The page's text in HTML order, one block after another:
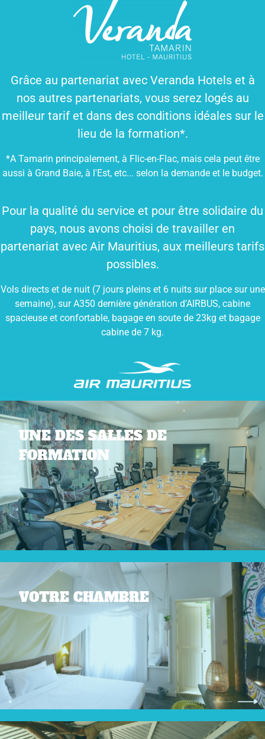
Grâce au partenariat avec Veranda Hotels et à
nos autres partenariats, vous serez logés au
meilleur tarif et dans des conditions idéales sur le
lieu de la formation*.
*A Tamarin principalement, à Flic-en-Flac, mais cela peut être
aussi à Grand Baie, à l'Est, etc... selon la demande et le budget.
Pour la qualité du service et pour être solidaire du
pays, nous avons choisi de travailler en
partenariat avec Air Mauritius, aux meilleurs tarifs
possibles.
Vols directs et de nuit (7 jours pleins et 6 nuits sur place sur une
semaine), sur A350 dernière génération d’AIRBUS, cabine
spacieuse et confortable, bagage en soute de 23kg et bagage
cabine de 7 kg.
UNE DES SALLES DE
FORMATION
VOTRE CHAMBRE